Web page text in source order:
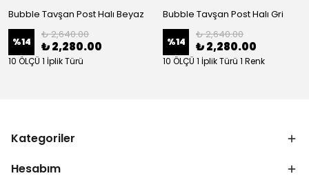
Bubble Tavşan Post Halı Beyaz
%14
₺ 2,640.00
₺ 2,280.00
10 ÖLÇÜ 1 İplik Türü
Bubble Tavşan Post Halı Gri
%14
₺ 2,640.00
₺ 2,280.00
10 ÖLÇÜ 1 İplik Türü 1 Renk
Kategoriler
Hesabım